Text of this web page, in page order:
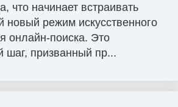
что начинает встраивать
новый режим искусственного
онлайн-поиска. Это
шаг, призванный пр...